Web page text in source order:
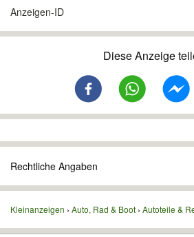
Anzeigen-ID
Diese Anzeige
Rechtliche Angaben
Kleinanzeigen Auto, Rad & Boot Autoteile &